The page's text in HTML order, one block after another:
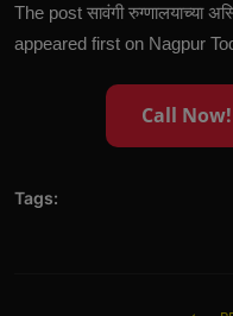
The post सावंगी रुग्णालयाच्या
appeared first on Nagpur
Call Now!
Tags: